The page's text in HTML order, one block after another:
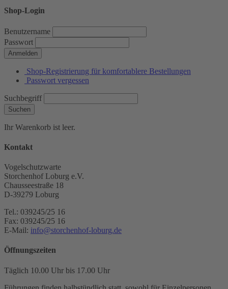
Shop-Login
Benutzername
Passwort
Anmelden
Shop-Registrierung für komfortablere Bestellungen
Passwort vergessen
Suchbegriff
Suchen
Ihr Warenkorb ist leer.
Kontakt
Vogelschutzwarte
Storchenhof Loburg e.V.
Chausseestraße 18
D-39279 Loburg
Tel.: 039245/25 16
Fax: 039245/25 16
E-Mail: info@storchenhof-loburg.de
Öffnungszeiten
Täglich 10.00 Uhr bis 17.00 Uhr